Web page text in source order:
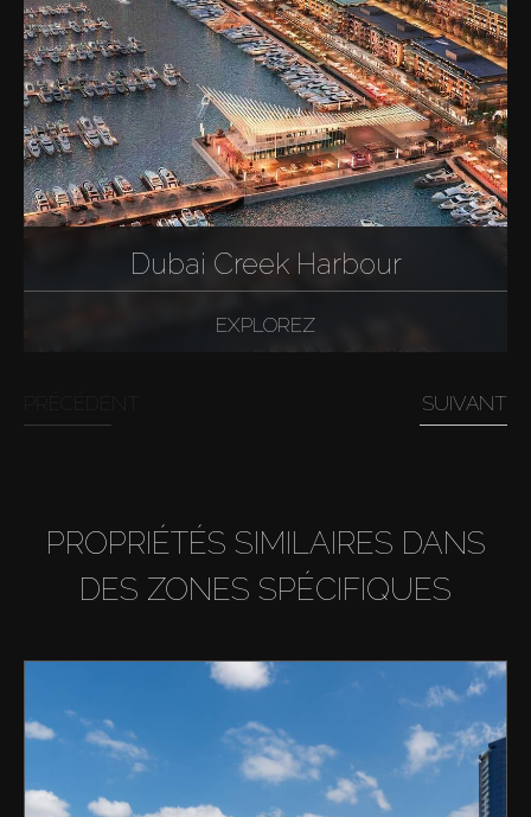
Dubai Creek Harbour
EXPLOREZ
SUIVANT
PROPRIÉTÉS SIMILAIRES DANS
DES ZONES SPÉCIFIQUES